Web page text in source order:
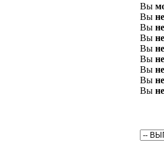
Вы
Вы
Вы
Вы
Вы
Вы
Вы
Вы
Вы